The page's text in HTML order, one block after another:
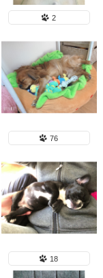
2
76
18